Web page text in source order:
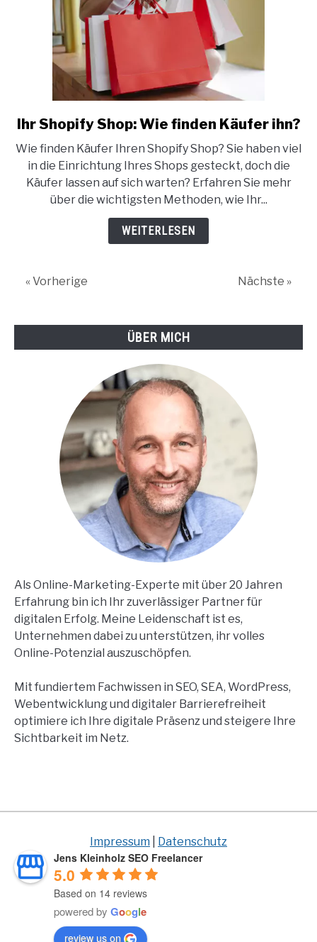
link
Ihr
Shopify
Shop:
Wie
finden
Käufer
Ihr Shopify Shop: Wie finden Käufer ihn?
Wie finden Käufer Ihren Shopify Shop? Sie haben viel
in die Einrichtung Ihres Shops gesteckt, doch die
Käufer lassen auf sich warten? Erfahren Sie mehr
über die wichtigsten Methoden, wie Ihr...
WEITERLESEN
« Vorherige Nächste »
ÜBER MICH
Als Online-Marketing-Experte mit über 20 Jahren
Erfahrung bin ich Ihr zuverlässiger Partner für
digitalen Erfolg. Meine Leidenschaft ist es,
Unternehmen dabei zu unterstützen, ihr volles
Online-Potenzial auszuschöpfen.
Mit fundiertem Fachwissen in SEO, SEA, WordPress,
Webentwicklung und digitaler Barrierefreiheit
optimiere ich Ihre digitale Präsenz und steigere Ihre
Sichtbarkeit im Netz.
Impressum Datenschutz
Jens Kleinholz SEO Freelancer
5.0
Based on 14 reviews
powered by Google
review us on